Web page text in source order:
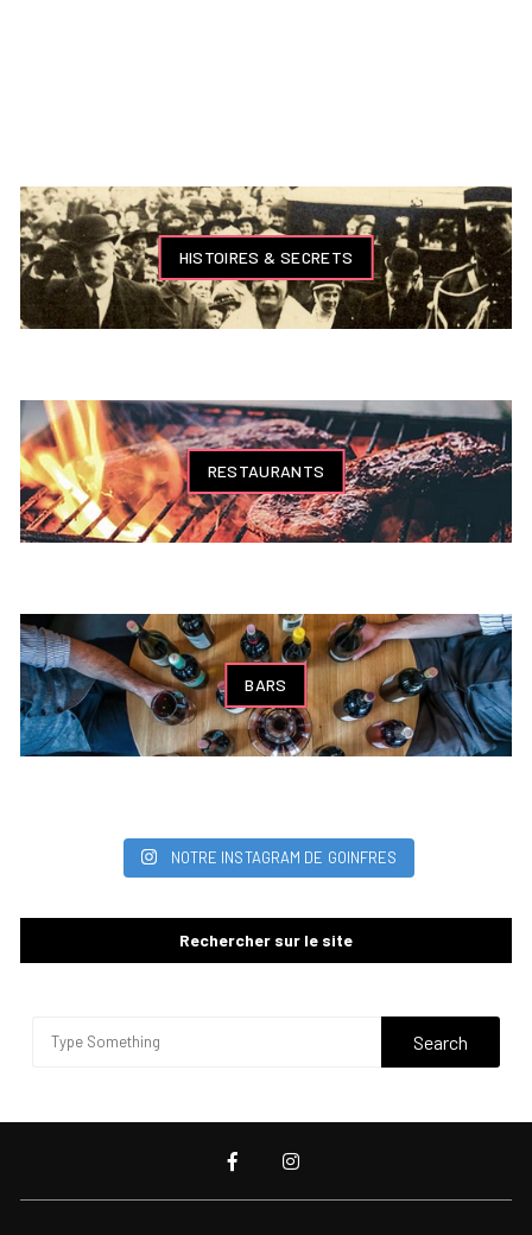
HISTOIRES & SECRETS
RESTAURANTS
BARS
NOTRE INSTAGRAM DE GOINFRES
Rechercher sur le site